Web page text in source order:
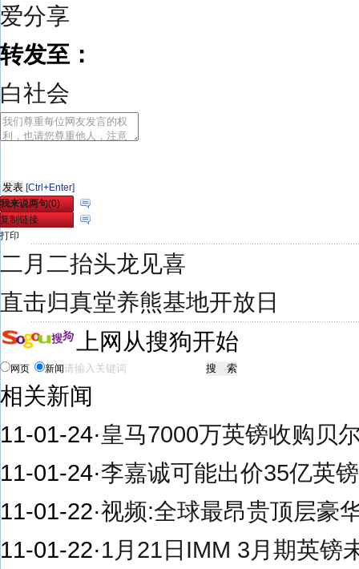
爱分享
转发至：
白社会
[Ctrl+Enter]
我来说两句(0)
复制链接
打印
二月二抬头龙见喜
直击归真堂养熊基地开放日
上网从搜狗开始
网页 新闻
相关新闻
11-01-24·皇马7000万英镑收购贝
11-01-24·李嘉诚可能出价35亿英
11-01-22·视频:全球最昂贵顶层豪
11-01-22·1月21日IMM 3月期英镑